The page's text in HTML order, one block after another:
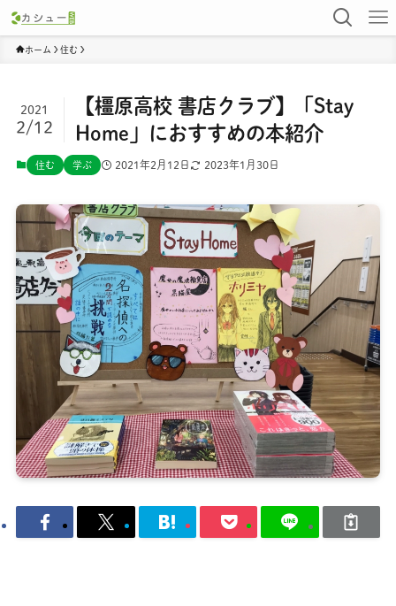
ホーム 住む
【橿原高校 書店クラブ】「Stay
Home」におすすめの本紹介
2021
2/12
住む 学ぶ 2021年2月12日 2023年1月30日